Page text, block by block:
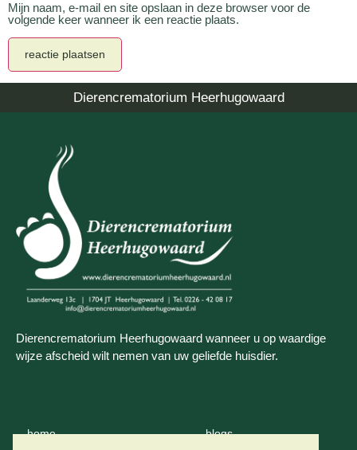
Mijn naam, e-mail en site opslaan in deze browser voor de
volgende keer wanneer ik een reactie plaats.
Dierencrematorium Heerhugowaard
Dierencrematorium Heerhugowaard wanneer u op waardige
wijze afscheid wilt nemen van uw geliefde huisdier.
home blogs